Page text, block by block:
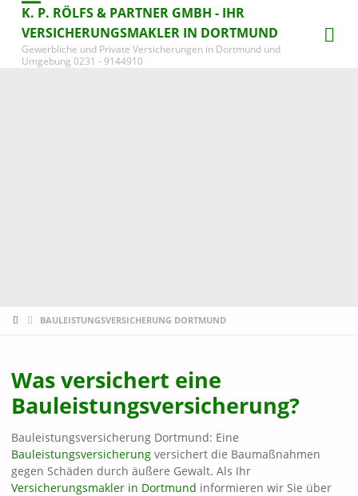
K. P. RÖLFS & PARTNER GMBH - IHR
VERSICHERUNGSMAKLER IN DORTMUND
Gewerbliche und Private Versicherungen in Dortmund und
Umgebung 0231 - 9144910
STARTBAULEISTUNGSVERSICHERUNG DORTMUND
Was versichert eine
Bauleistungsversicherung?
Bauleistungsversicherung Dortmund: Eine
Bauleistungsversicherungversichert die Baumaßnahmen
gegen Schäden durch äußere Gewalt. Als Ihr
Versicherungsmakler in Dortmund informieren wir Sie über